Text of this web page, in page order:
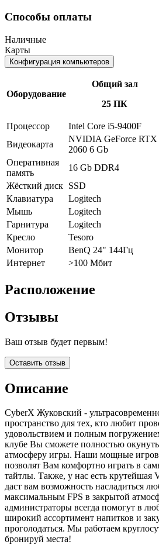
Способы оплаты
Наличные
Карты
Конфигурация компьютеров
Оборудование
Общий зал
25 ПК
Процессор Intel Core i5-9400F
Видеокарта
NVIDIA GeForce RTX
2060 6 Gb
Оперативная
память
16 Gb DDR4
Жёсткий диск SSD
Клавиатура
Logitech
Мышь
Logitech
Гарнитура
Logitech
Кресло
Tesoro
Монитор
BenQ 24" 144Гц
Интернет
>100 Мбит
Расположение
Отзывы
Ваш отзыв будет первым!
Оставить отзыв
Описание
CyberX Жуковский -
пространство для тех, кто любит
удовольствием и полным
клубе Вы сможете полностью
атмосферу игры. Наши мощные
позволят Вам комфортно играть в
тайтлы. Также, у нас есть крутейшая
даст вам возможность насладиться
максимальным FPS в закрытой
администраторы всегда помогут в
широкий ассортимент напитков и
проголодаться. Мы работаем
бронируй места!